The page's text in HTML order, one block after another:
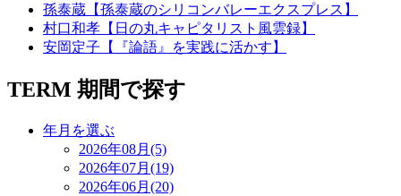
孫泰蔵【孫泰蔵のシリコンバレーエクスプレス】
村口和孝【日の丸キャピタリスト風雲録】
安岡定子【『論語』を実践に活かす】
TERM 期間で探す
年月を選ぶ
2026年08月(5)
2026年07月(19)
2026年06月(20)